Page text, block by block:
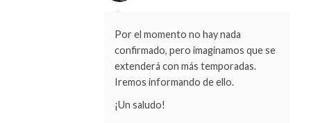
Por el momento no hay nada
confirmado, pero imaginamos que se
extenderá con más temporadas.
Iremos informando de ello.
¡Un saludo!